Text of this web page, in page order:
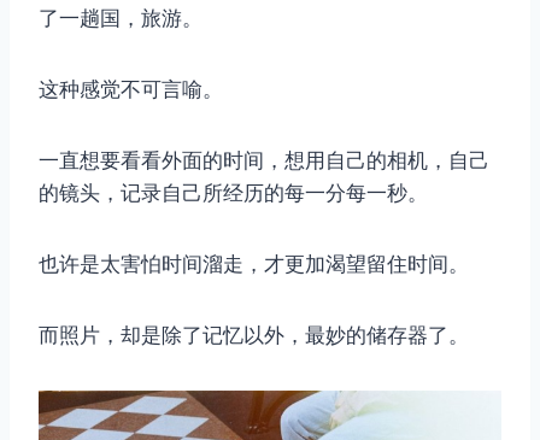
了一趟国，旅游。
这种感觉不可言喻。
一直想要看看外面的时间，想用自己的相机，自己
的镜头，记录自己所经历的每一分每一秒。
也许是太害怕时间溜走，才更加渴望留住时间。
而照片，却是除了记忆以外，最妙的储存器了。